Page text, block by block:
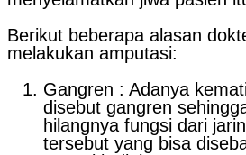
Berikut beberapa alasan
melakukan amputasi:
Gangren : Adanya
disebut gangren
hilangnya fungsi dari
tersebut yang bisa